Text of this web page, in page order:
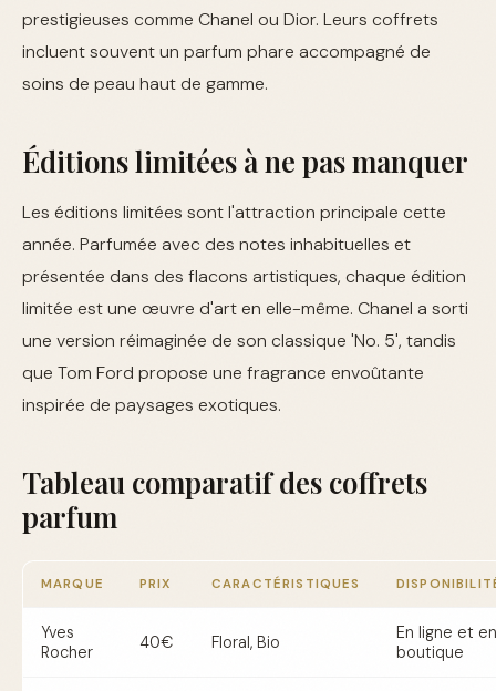
prestigieuses comme Chanel ou Dior. Leurs coffrets
incluent souvent un parfum phare accompagné de
soins de peau haut de gamme.
Éditions limitées à ne pas manquer
Les éditions limitées sont l'attraction principale cette
année. Parfumée avec des notes inhabituelles et
présentée dans des flacons artistiques, chaque édition
limitée est une œuvre d'art en elle-même. Chanel a sorti
une version réimaginée de son classique 'No. 5', tandis
que Tom Ford propose une fragrance envoûtante
inspirée de paysages exotiques.
Tableau comparatif des coffrets
parfum
MARQUE PRIX CARACTÉRISTIQUES
Yves
Rocher
40€ Floral, Bio
En ligne et en
boutique